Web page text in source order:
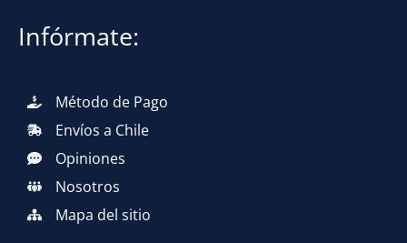
Infórmate:
Método de Pago
Envíos a Chile
Opiniones
Nosotros
Mapa del sitio